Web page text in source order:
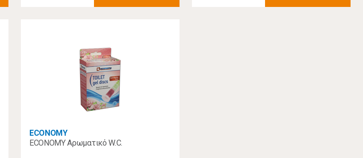
ECONOMY
ECONOMY Αρωματικό W.C.